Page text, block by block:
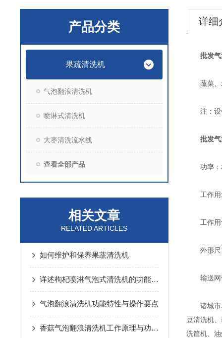
产品分类
果蔬清洗机
气泡翻浪清洗机
喷淋式清洗机
大枣清洗流水线
查看全部产品
相关文章
RELATED ARTICLES
如何维护和保养果蔬清洗机
详述枸杞喷淋气泡式清洗机的功能特性
气泡翻浪清洗机功能特性与操作要点
香菇气泡翻浪清洗机工作原理与功能特点
详细
批发
蔬菜、水
注：设备
批发
功率：
工作用
工作用
外形尺
输送网
诸城市卓
豆清洗机
洗筐机、